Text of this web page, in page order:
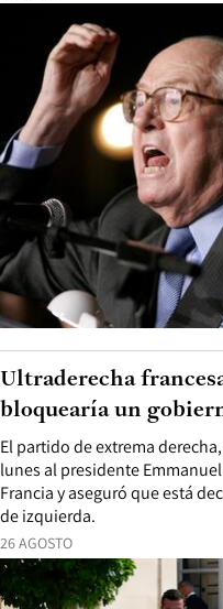
26 AGOSTO
El partido de extrema
lunes al presidente
Francia y aseguró que está
de izquierda.
Ultraderecha
bloquearía un